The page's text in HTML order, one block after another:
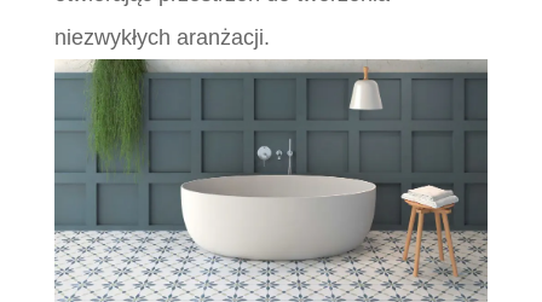
niezwykłych aranżacji.